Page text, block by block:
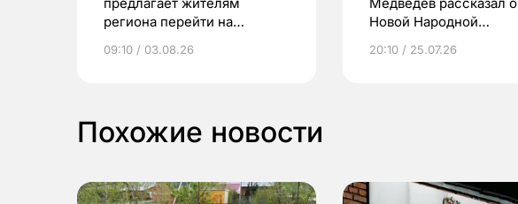
региона перейти на
выиграть призы
09:10 / 03.08.26
Новой Народной
20:10 / 25.07.26
Похожие новости